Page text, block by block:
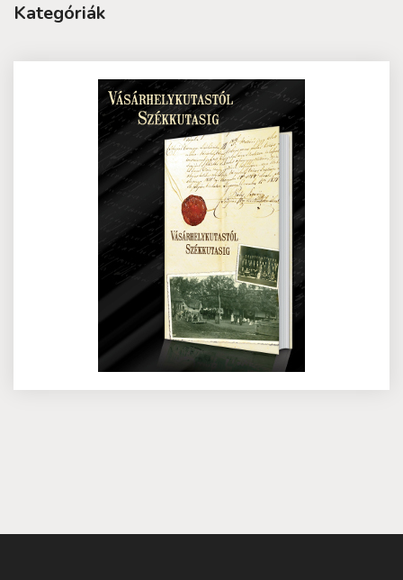
Kategóriák